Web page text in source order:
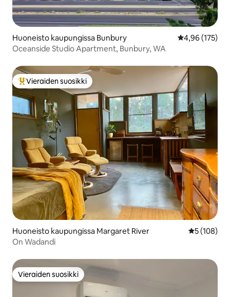
Huoneisto kaupungissa Bunbury
4,96 (175)
Oceanside Studio Apartment, Bunbury, WA
Vieraiden suosikkien parhaimmistoa
Vieraiden suosikki
Huoneisto kaupungissa Margaret River
5 (108)
On Wadandi
Vieraiden suosikki
Vieraiden suosikki